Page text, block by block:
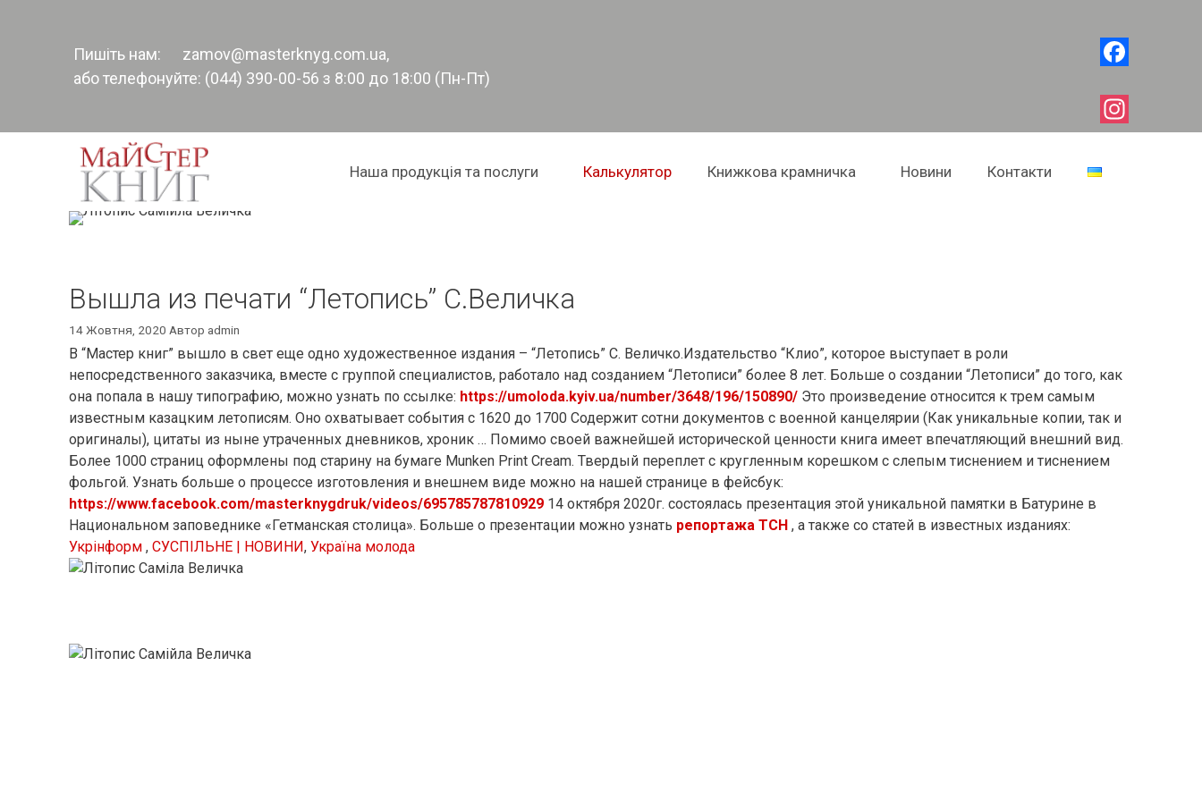
Instagram
Пишіть нам: zamov@masterknyg.com.ua,
або телефонуйте: (044) 390-00-56 з 8:00 до 18:00 (Пн-Пт)
Наша продукція та послуги Калькулятор Книжкова крамничка Новини Контакти
Вышла из печати “Летопись” С.Величка
14 Жовтня, 2020 Автор admin
В “Мастер книг” вышло в свет еще одно художественное издания – “Летопись” С. Величко.Издательство “Клио”, которое выступает в роли
непосредственного заказчика, вместе с группой специалистов, работало над созданием “Летописи” более 8 лет. Больше о создании “Летописи” до того, как
она попала в нашу типографию, можно узнать по ссылке: https://umoloda.kyiv.ua/number/3648/196/150890/ Это произведение относится к трем самым
известным казацким летописям. Оно охватывает события с 1620 до 1700 Содержит сотни документов с военной канцелярии (Как уникальные копии, так и
оригиналы), цитаты из ныне утраченных дневников, хроник … Помимо своей важнейшей исторической ценности книга имеет впечатляющий внешний вид.
Более 1000 страниц оформлены под старину на бумаге Munken Print Cream. Твердый переплет с кругленным корешком с слепым тиснением и тиснением
фольгой. Узнать больше о процессе изготовления и внешнем виде можно на нашей странице в фейсбук:
https://www.facebook.com/masterknygdruk/videos/695785787810929 14 октября 2020г. состоялась презентация этой уникальной памятки в Батурине в
Национальном заповеднике «Гетманская столица». Больше о презентации можно узнать репортажа ТСН , а также со статей в известных изданиях:
Укрінформ , СУСПІЛЬНЕ | НОВИНИ, Україна молода